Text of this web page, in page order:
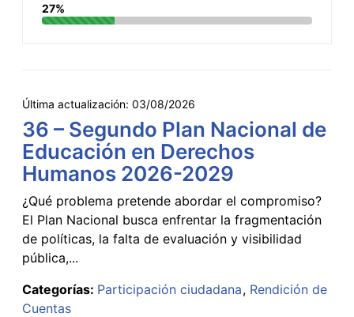
27%
Última actualización: 03/08/2026
36 – Segundo Plan Nacional de
Educación en Derechos
Humanos 2026-2029
¿Qué problema pretende abordar el compromiso?
El Plan Nacional busca enfrentar la fragmentación
de políticas, la falta de evaluación y visibilidad
pública,...
Categorías: Participación ciudadana Rendición de
Cuentas